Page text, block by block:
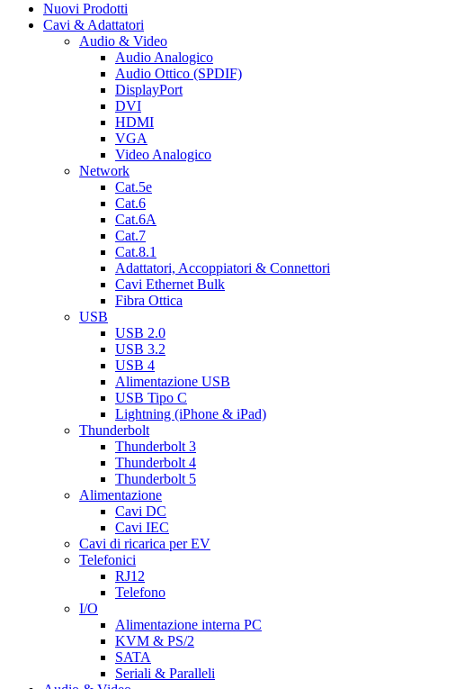
Nuovi Prodotti
Cavi & Adattatori
Audio & Video
Audio Analogico
Audio Ottico (SPDIF)
DisplayPort
DVI
HDMI
VGA
Video Analogico
Network
Cat.5e
Cat.6
Cat.6A
Cat.7
Cat.8.1
Adattatori, Accoppiatori & Connettori
Cavi Ethernet Bulk
Fibra Ottica
USB
USB 2.0
USB 3.2
USB 4
Alimentazione USB
USB Tipo C
Lightning (iPhone & iPad)
Thunderbolt
Thunderbolt 3
Thunderbolt 4
Thunderbolt 5
Alimentazione
Cavi DC
Cavi IEC
Cavi di ricarica per EV
Telefonici
RJ12
Telefono
I/O
Alimentazione interna PC
KVM & PS/2
SATA
Seriali & Paralleli